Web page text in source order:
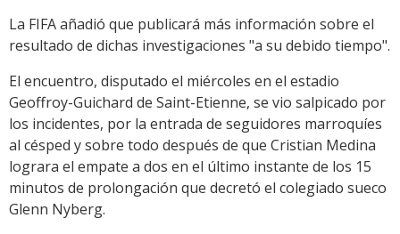
La FIFA añadió que publicará más información sobre el
resultado de dichas investigaciones "a su debido tiempo".
El encuentro, disputado el miércoles en el estadio
Geoffroy-Guichard de Saint-Etienne, se vio salpicado por
los incidentes, por la entrada de seguidores marroquíes
al césped y sobre todo después de que Cristian Medina
lograra el empate a dos en el último instante de los 15
minutos de prolongación que decretó el colegiado sueco
Glenn Nyberg.